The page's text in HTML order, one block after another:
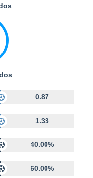
0.87
1.33
40.00%
60.00%